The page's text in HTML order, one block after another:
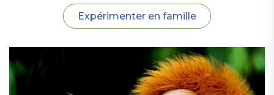
Expérimenter en famille